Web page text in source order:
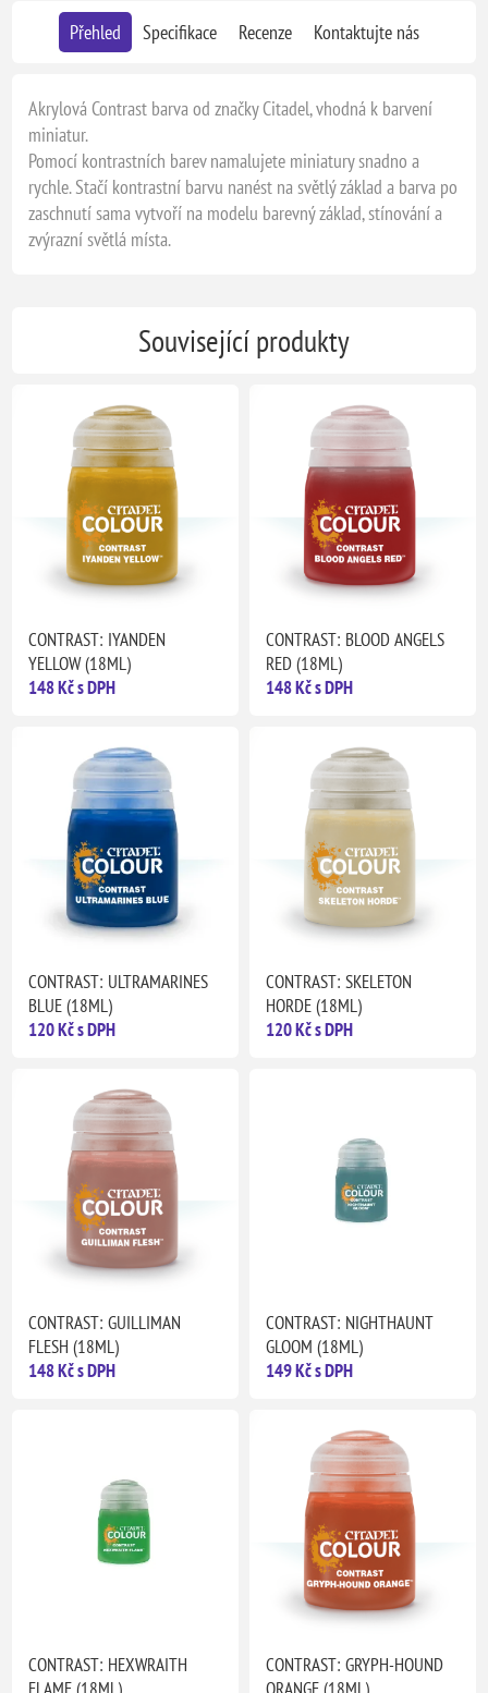
Přehled Specifikace Recenze Kontaktujte nás
Akrylová Contrast barva od značky Citadel, vhodná k barvení
miniatur.
Pomocí kontrastních barev namalujete miniatury snadno a
rychle. Stačí kontrastní barvu nanést na světlý základ a barva po
zaschnutí sama vytvoří na modelu barevný základ, stínování a
zvýrazní světlá místa.
Související produkty
CONTRAST: IYANDEN
YELLOW (18ML)
148 Kč s DPH
CONTRAST: BLOOD ANGELS
RED (18ML)
148 Kč s DPH
CONTRAST: ULTRAMARINES
BLUE (18ML)
120 Kč s DPH
CONTRAST: SKELETON
HORDE (18ML)
120 Kč s DPH
CONTRAST: GUILLIMAN
FLESH (18ML)
148 Kč s DPH
CONTRAST: NIGHTHAUNT
GLOOM (18ML)
149 Kč s DPH
CONTRAST: HEXWRAITH
CONTRAST: GRYPH-HOUND